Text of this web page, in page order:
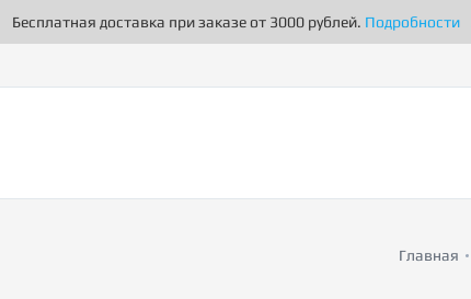
Бесплатная доставка при заказе от 3000 рублей. Подробности
Главная